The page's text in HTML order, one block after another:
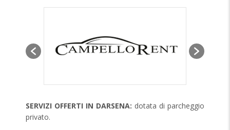
SERVIZI OFFERTI IN DARSENA: dotata di parcheggio
privato.